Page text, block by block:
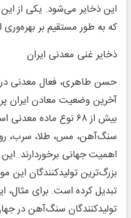
این ذخایر می‌شود. یکی از
که به طور مستقیم بر
ذخایر غنی معدنی ایران
حسن طاهری، فعال معدنی در
آخرین وضعیت معادن ایران
بیش از ۶۸ نوع ماده
سنگ‌آهن، مس، طلا، سرب،
اهمیت جهانی برخوردارند. این
بزرگ‌ترین تولیدکنندگان
تبدیل کرده است. برای مثال،
تولیدکنندگان سنگ‌آهن در